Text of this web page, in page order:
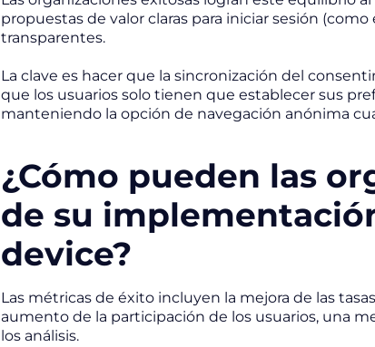
propuestas de valor claras para iniciar sesión
transparentes.
La clave es hacer que la sincronización del
que los usuarios solo tienen que establecer sus
manteniendo la opción de navegación anónima
¿Cómo pueden las
de su
device?
Las métricas de éxito incluyen la mejora de las
aumento de la participación de los usuarios, una
los análisis.